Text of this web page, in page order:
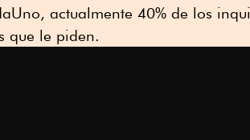
actualmente 40% de los
que le piden.